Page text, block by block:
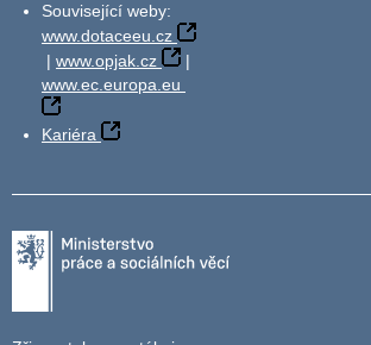
Související weby:
www.dotaceeu.cz
| www.opjak.cz
|
www.ec.europa.eu
Kariéra